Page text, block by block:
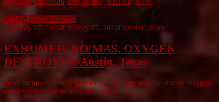
Gallery Show Reviews
February 27, 2026February 27, 2026Darren Cowan
EXHUMED, NO/MAS, OXYGEN
DESTROYER-Austin, Texas
death metal, exhumed, grindcore, hardcore, kreator, nomas, oxygen
destroyer, relapse records,the lost well